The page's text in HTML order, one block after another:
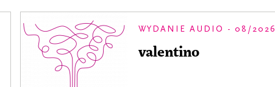
WYDANIE AUDIO - 08/2026
valentino